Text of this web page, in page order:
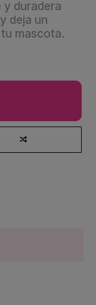
y duradera
deja un
mascota.